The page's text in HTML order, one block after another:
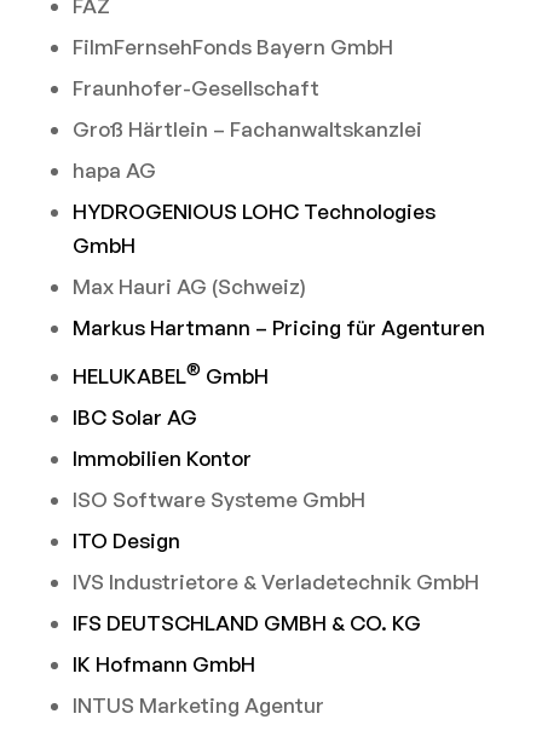
FAZ
FilmFernsehFonds Bayern GmbH
Fraunhofer-Gesellschaft
Groß Härtlein – Fachanwaltskanzlei
hapa AG
HYDROGENIOUS LOHC Technologies
GmbH
Max Hauri AG (Schweiz)
Markus Hartmann – Pricing für Agenturen
HELUKABEL®GmbH
IBC Solar AG
Immobilien Kontor
ISO Software Systeme GmbH
ITO Design
IVS Industrietore & Verladetechnik GmbH
IFS DEUTSCHLAND GMBH & CO. KG
IK Hofmann GmbH
INTUS Marketing Agentur